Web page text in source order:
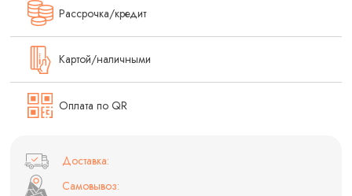
Рассрочка/кредит
Картой/наличными
Оплата по QR
Доставка:
Самовывоз: